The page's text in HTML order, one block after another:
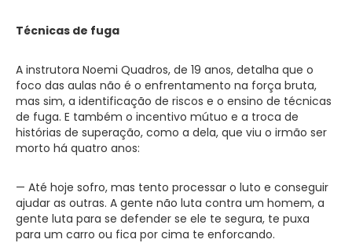
Técnicas de fuga
A instrutora Noemi Quadros, de 19 anos, detalha que o
foco das aulas não é o enfrentamento na força bruta,
mas sim, a identificação de riscos e o ensino de técnicas
de fuga. E também o incentivo mútuo e a troca de
histórias de superação, como a dela, que viu o irmão ser
morto há quatro anos:
— Até hoje sofro, mas tento processar o luto e conseguir
ajudar as outras. A gente não luta contra um homem, a
gente luta para se defender se ele te segura, te puxa
para um carro ou fica por cima te enforcando.